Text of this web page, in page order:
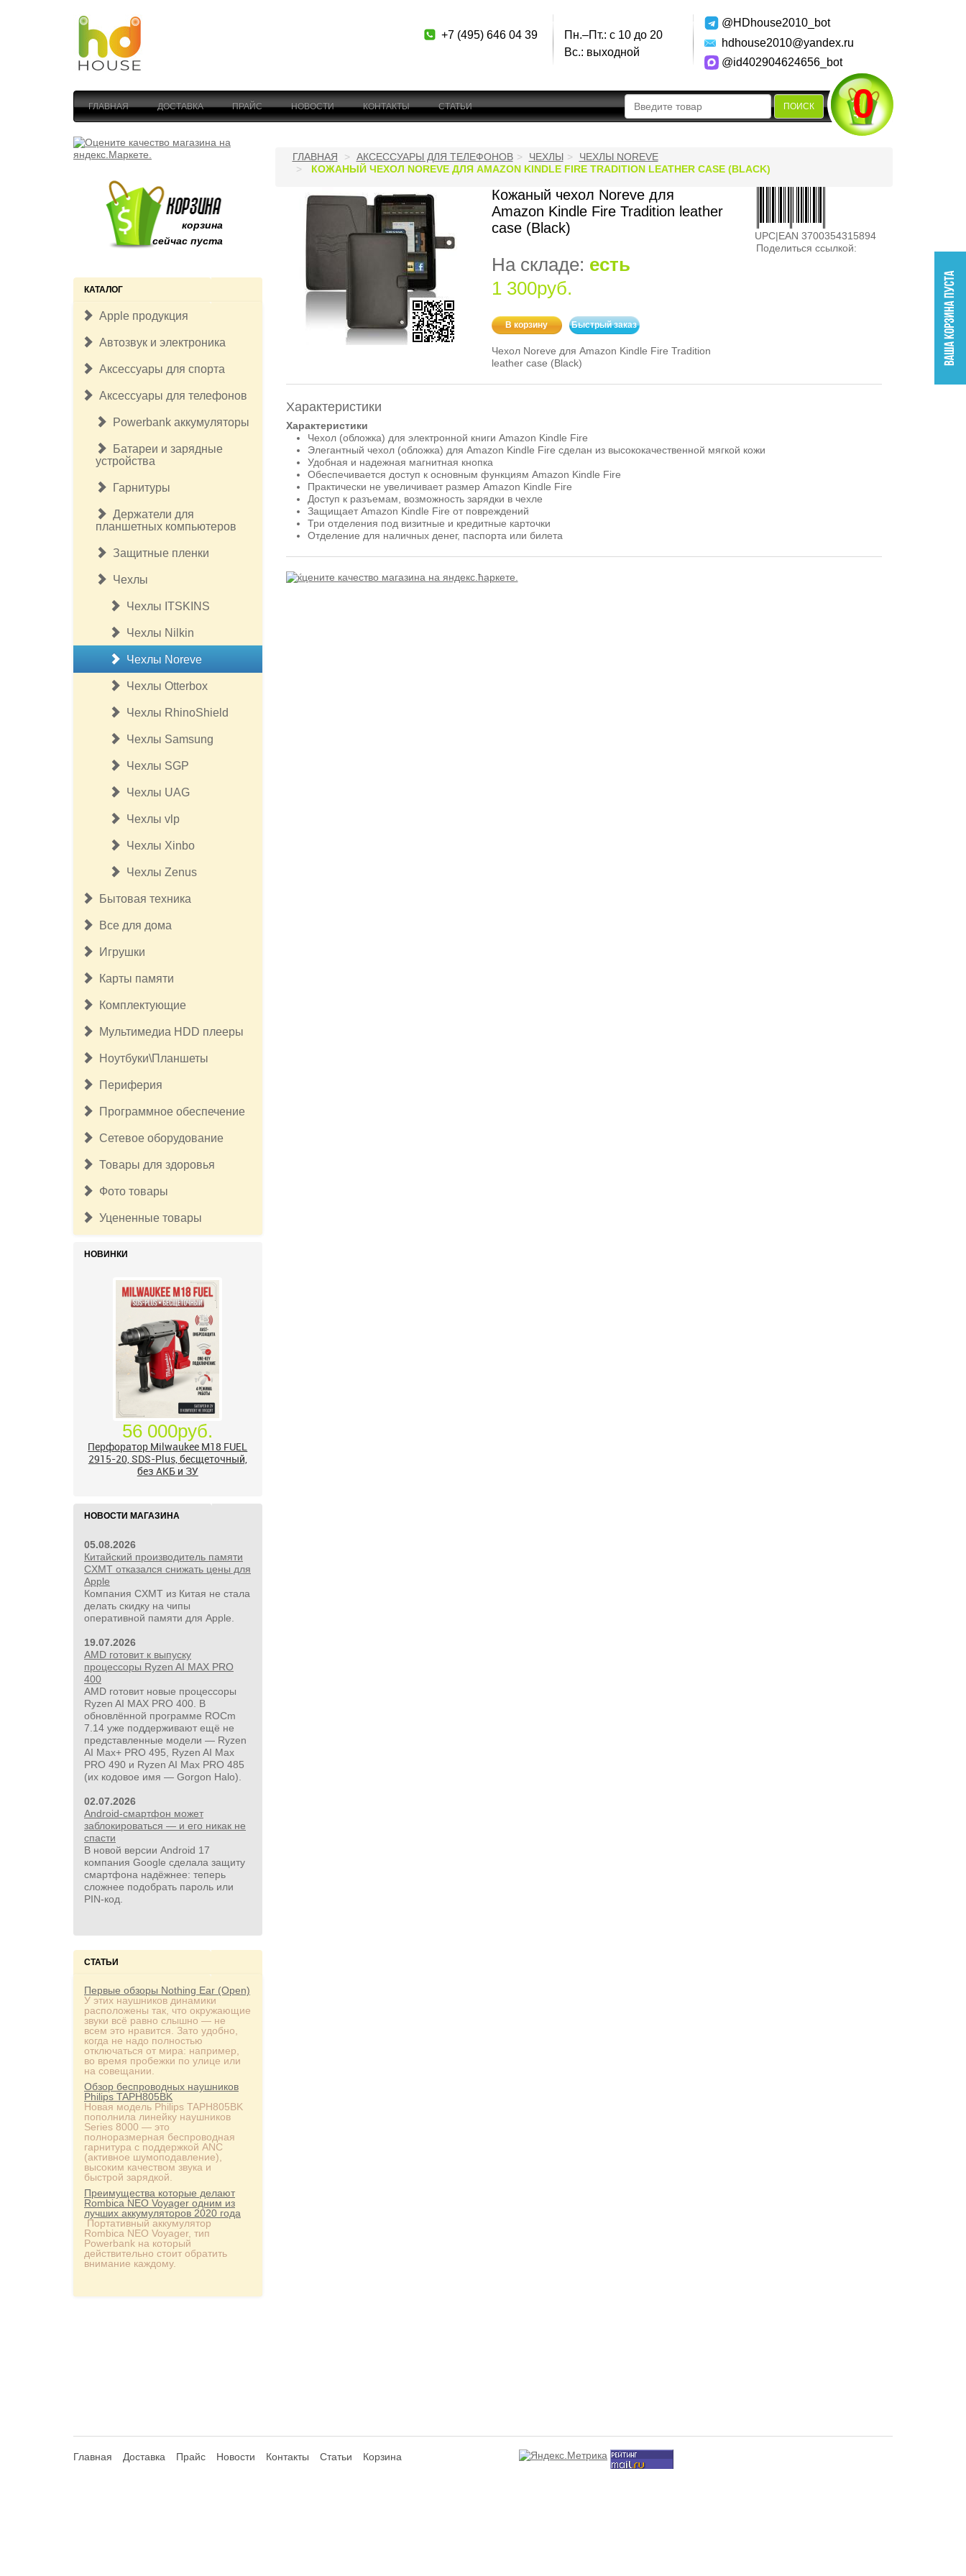
+7 (495) 646 04 39
Пн.–Пт.: с 10 до 20
Вс.: выходной
@HDhouse2010_bot
hdhouse2010@yandex.ru
@id402904624656_bot
ГЛАВНАЯ ДОСТАВКА ПРАЙС НОВОСТИ КОНТАКТЫ СТАТЬИ ПОИСК 0
корзина
сейчас пуста
КАТАЛОГ
Apple продукция
Автозвук и электроника
Аксессуары для спорта
Аксессуары для телефонов
Powerbank аккумуляторы
Батареи и зарядные
устройства
Гарнитуры
Держатели для
планшетных компьютеров
Защитные пленки
Чехлы
Чехлы ITSKINS
Чехлы Nilkin
Чехлы Noreve
Чехлы Otterbox
Чехлы RhinoShield
Чехлы Samsung
Чехлы SGP
Чехлы UAG
Чехлы vlp
Чехлы Xinbo
Чехлы Zenus
Бытовая техника
Все для дома
Игрушки
Карты памяти
Комплектующие
Мультимедиа HDD плееры
Ноутбуки\Планшеты
Периферия
Программное обеспечение
Сетевое оборудование
Товары для здоровья
Фото товары
Уцененные товары
НОВИНКИ
56 000руб.
Перфоратор Milwaukee M18 FUEL
2915-20, SDS-Plus, бесщеточный,
без АКБ и ЗУ
НОВОСТИ МАГАЗИНА
05.08.2026
Китайский производитель памяти
CXMT отказался снижать цены для
Apple
Компания CXMT из Китая не стала
делать скидку на чипы
оперативной памяти для Apple.
19.07.2026
AMD готовит к выпуску
процессоры Ryzen AI MAX PRO
400
AMD готовит новые процессоры
Ryzen AI MAX PRO 400. В
обновлённой программе ROCm
7.14 уже поддерживают ещё не
представленные модели — Ryzen
AI Max+ PRO 495, Ryzen AI Max
PRO 490 и Ryzen AI Max PRO 485
(их кодовое имя — Gorgon Halo).
02.07.2026
Android-смартфон может
заблокироваться — и его никак не
спасти
В новой версии Android 17
компания Google сделала защиту
смартфона надёжнее: теперь
сложнее подобрать пароль или
PIN‑код.
СТАТЬИ
Первые обзоры Nothing Ear (Open)
У этих наушников динамики
расположены так, что окружающие
звуки всё равно слышно — не
всем это нравится. Зато удобно,
когда не надо полностью
отключаться от мира: например,
во время пробежки по улице или
на совещании.
Обзор беспроводных наушников
Philips TAPH805BK
Новая модель Philips TAPH805BK
пополнила линейку наушников
Series 8000 — это
полноразмерная беспроводная
гарнитура с поддержкой ANC
(активное шумоподавление),
высоким качеством звука и
быстрой зарядкой.
Преимущества которые делают
Rombica NEO Voyager одним из
лучших аккумуляторов 2020 года
Портативный аккумулятор
Rombica NEO Voyager, тип
Powerbank на который
действительно стоит обратить
внимание каждому.
ГЛАВНАЯ АКСЕССУАРЫ ДЛЯ ТЕЛЕФОНОВ ЧЕХЛЫ
ЧЕХЛЫ NOREVE
КОЖАНЫЙ ЧЕХОЛ NOREVE ДЛЯ AMAZON KINDLE FIRE TRADITION LEATHER CASE (BLACK)
Кожаный чехол Noreve для
Amazon Kindle Fire Tradition leather
case (Black)
На складе: есть
1 300руб.
В корзину Быстрый заказ
Чехол Noreve для Amazon Kindle Fire Tradition
leather case (Black)
UPC|EAN 3700354315894
Поделиться ссылкой:
Характеристики
Характеристики
Чехол (обложка) для электронной книги Amazon Kindle Fire
Элегантный чехол (обложка) для Amazon Kindle Fire сделан из высококачественной мягкой кожи
Удобная и надежная магнитная кнопка
Обеспечивается доступ к основным функциям Amazon Kindle Fire
Практически не увеличивает размер Amazon Kindle Fire
Доступ к разъемам, возможность зарядки в чехле
Защищает Amazon Kindle Fire от повреждений
Три отделения под визитные и кредитные карточки
Отделение для наличных денег, паспорта или билета
Главная Доставка Прайс Новости Контакты Статьи Корзина